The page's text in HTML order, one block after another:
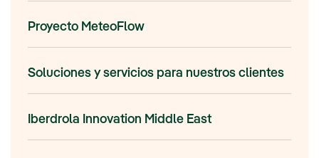
Proyecto MeteoFlow
Soluciones y servicios para nuestros clientes
Iberdrola Innovation Middle East